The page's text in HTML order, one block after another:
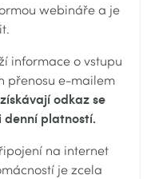
webináře a je
informace o vstupu
přenosu e-mailem
odkaz se
denní platností.
na internet
je zcela